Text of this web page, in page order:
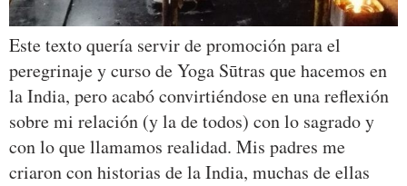
Este texto quería servir de promoción para el
peregrinaje y curso de Yoga Sūtras que hacemos en
la India, pero acabó convirtiéndose en una reflexión
sobre mi relación (y la de todos) con lo sagrado y
con lo que llamamos realidad. Mis padres me
criaron con historias de la India, muchas de ellas